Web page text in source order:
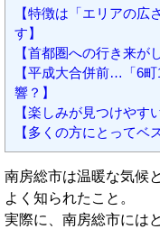
【特徴は「エリアの
す】
【首都圏への行き来が
【平成大合併前…「6
響？】
【楽しみが見つけやす
【多くの方にとってベ
南房総市は温暖な気候
よく知られたこと。
実際に、南房総市には